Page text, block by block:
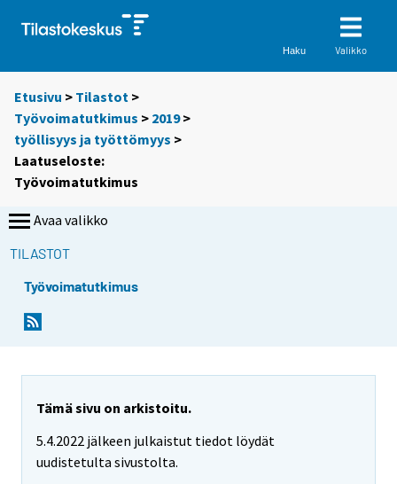
Haku Valikko
Etusivu > Tilastot >
Työvoimatutkimus > 2019>
työllisyys ja työttömyys >
Laatuseloste:
Työvoimatutkimus
Avaa valikko
TILASTOT
Työvoimatutkimus
Tämä sivu on arkistoitu.
5.4.2022 jälkeen julkaistut tiedot löydät
uudistetulta sivustolta.